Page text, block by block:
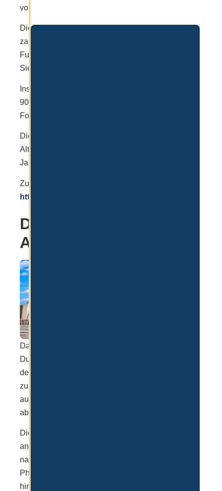
vom 1- 13. Lebensjahr.
Die Schule bietet einen großen Campus mit
zahlreichen Sportmöglichkeiten wie Tennis,
Fußball, Basketball, Schwimmen und vieles mehr.
Sie gehört auch zu den größten Schulen in Dubai.
Insgesamt bietet die GEMS Wellington auch über
90 Clubs, was den Schülern individuelle
Fortbildung in verschiedenen Bereichen ermöglicht.
Die Kosten sind im Vergleich auch hoch. Je nach
Alter liegen die Kosten bei 10.000 – 25.000€ pro
Jahr.
Zur Schule:
https://www.wellingtoninternationalschool.com/
Dubai American
Academy
Das amerikanische Pendant zur GEMS ist die
Dubai American Academy. Diese Schule basiert auf
dem amerikanischen System und bildet Kinder bis
zum High School Degree und IB aus. Die KHDA hat
auch hier wieder eine “Outstanding” Bewertung
abgegeben.
Die Schule überzeugt durch einen hohen Standard
an Bildung mit Schwerpunkt auf
naturwissenschaftlichen Bereichen wie Mathematik,
Physik, Chemie und Ingenieurwesen. Darüber
hinaus wurde die Schule oftmals für Inklusion und